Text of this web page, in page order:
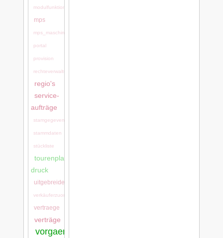
modulfunktionen
mps
mps_maschinen
portal
provision
rechteverwaltung
regio's
service-
aufträge
stamgegevens
stammdaten
stückliste
tourenplanung:tourenplanung_bei_ls-
druck
uitgebreide_stamgegevens
verkäuferzuordnung
vertraege
verträge
vorgaenge:vorgaenge